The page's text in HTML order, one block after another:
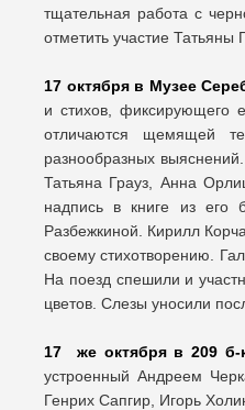
тщательная работа с
отметить участие Татьяны
17 октября в Музее
и стихов, фиксирующего
отличаются щемящей
разнообразных
Татьяна Грауз, Анна
надпись в книге из его
Разбежкиной. Кирилл
своему стихотворению.
На поезд спешили и
цветов. Слезы уносили
17 же октября в 209 б-
устроенный Андреем
Генрих Сапгир, Игорь